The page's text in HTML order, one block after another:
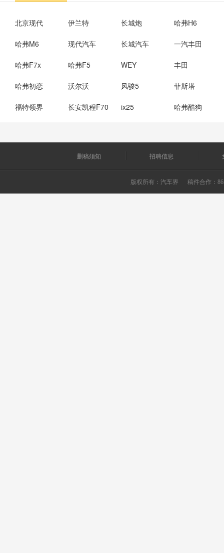
北京现代 伊兰特 长城炮 哈弗H6
哈弗M6 现代汽车 长城汽车 一汽丰田
哈弗F7x 哈弗F5 WEY 丰田
哈弗初恋 沃尔沃 风骏5 菲斯塔
福特领界 长安凯程F70 ix25 哈弗酷狗
删稿须知 招聘信息
版权所有： 汽车界 稿件合作：